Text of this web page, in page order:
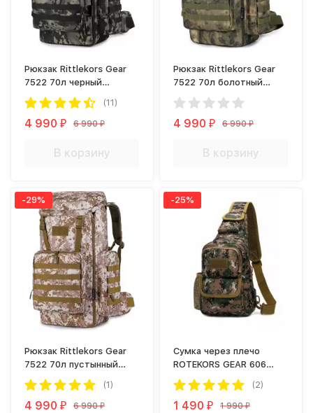
Рюкзак Rittlekors Gear
7522 70л черный
камуфляж
(11)
4 990₽ 6 990₽
В корзину
Рюкзак Rittlekors Gear
7522 70л болотный
камуфляж
4 990₽ 6 990₽
В корзину
-29%
Рюкзак Rittlekors Gear
7522 70л пустынный
камуфляж пиксель
(1)
4 990₽ 6 990₽
-25%
Сумка через плечо
ROTEKORS GEAR 606
Digital Woodland
(2)
1 490₽ 1 990₽